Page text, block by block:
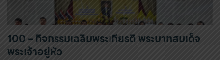
100 – กิจกรรมเฉลิมพระเกียรติ พระบาทสมเด็จ
พระเจ้าอยู่หัว